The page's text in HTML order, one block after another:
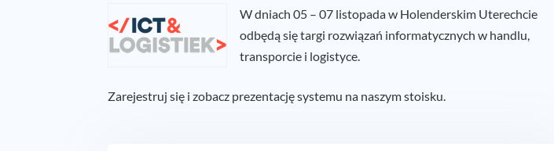
W dniach 05 – 07 listopada w Holenderskim Uterechcie
odbędą się targi rozwiązań informatycznych w handlu,
transporcie i logistyce.
Zarejestruj się i zobacz prezentację systemu na naszym stoisku.